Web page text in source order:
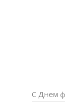
С Днем